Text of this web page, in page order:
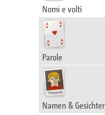
Nomi e volti
Parole
Namen & Gesichter